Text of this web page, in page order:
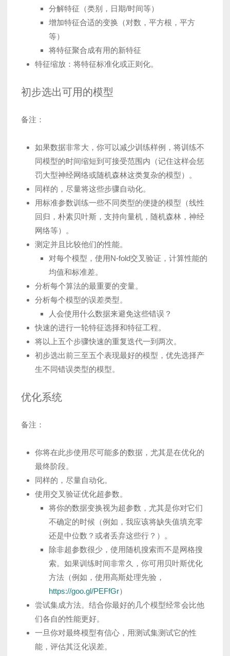
分解特征（类别，日期/时间等）
增加特征合适的变换（对数，平方根，平方
等）
将特征聚合成有用的新特征
特征缩放：将特征标准化或正则化。
初步选出可用的模型
备注：
如果数据非常大，你可以减少训练样例，将训练不
同模型的时间缩短到可接受范围内（记住这样会惩
罚大型神经网络或随机森林这类复杂的模型）。
同样的，尽量将这些步骤自动化。
用标准参数训练一些不同类型的便捷的模型（线性
回归，朴素贝叶斯，支持向量机，随机森林，神经
网络等）。
测定并且比较他们的性能。
对每个模型，使用N-fold交叉验证，计算性能的
均值和标准差。
分析每个算法的最重要的变量。
分析每个模型的误差类型。
人会使用什么数据来避免这些错误？
快速的进行一轮特征选择和特征工程。
将以上五个步骤快速的重复迭代一到两次。
初步选出前三至五个表现最好的模型，优先选择产
生不同错误类型的模型。
优化系统
备注：
你将在此步使用尽可能多的数据，尤其是在优化的
最终阶段。
同样的，尽量自动化。
使用交叉验证优化超参数。
将你的数据变换视为超参数，尤其是你对它们
不确定的时候（例如，我应该将缺失值填充零
还是中位数？或者丢弃这些行？）。
除非超参数很少，使用随机搜索而不是网格搜
索。如果训练时间非常久，你可用贝叶斯优化
方法（例如，使用高斯处理先验，
https://goo.gl/PEFfGr）
尝试集成方法。结合你最好的几个模型经常会比他
们各自的性能更好。
一旦你对最终模型有信心，用测试集测试它的性
能，评估其泛化误差。